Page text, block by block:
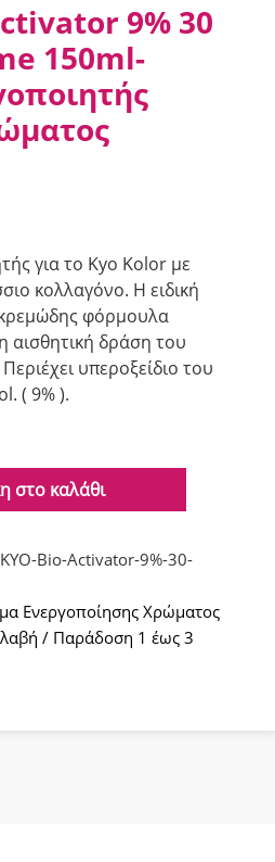
9% 30
150ml-
για το Kyo Kolor με
κολλαγόνο. Η ειδική
φόρμουλα
αισθητική δράση του
υπεροξείδιο του
( 9% ).
στο καλάθι
KYO-Bio-Activator-9%-30-
Ενεργοποίησης Χρώματος
/ Παράδοση 1 έως 3